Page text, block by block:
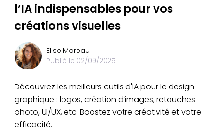
l’IA indispensables pour vos
créations visuelles
Elise Moreau
Publié le 02/09/2025
Découvrez les meilleurs outils d'IA pour le design
graphique : logos, création d’images, retouches
photo, UI/UX, etc. Boostez votre créativité et votre
efficacité.